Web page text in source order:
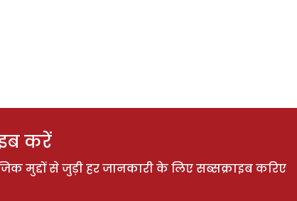
करें
मुद्दों से जुड़ी हर जानकारी के लिए सब्सक्राइब करिए